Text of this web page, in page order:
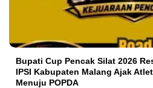
Bupati Cup Pencak Silat 2026
IPSI Kabupaten Malang Ajak
Menuju POPDA